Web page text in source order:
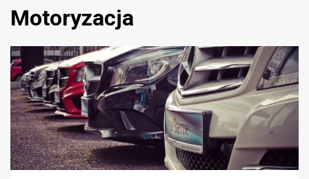
Motoryzacja
2 min odczytu